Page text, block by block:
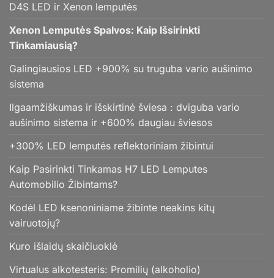
D4S LED ir Xenon lemputės
Xenon Lemputės Spalvos: Kaip Išsirinkti
Tinkamiausią?
Galingiausios LED +900% su truguba vario aušinimo
sistema
Ilgaamžiškumas ir išskirtinė šviesa : dviguba vario
aušinimo sistema ir +600% daugiau šviesos
+300% LED lemputės reflektoriniam žibintui
Kaip Pasirinkti Tinkamas H7 LED Lemputes
Automobilio Žibintams?
Kodėl LED ksenoniniame žibinte neakins kitų
vairuotojų?
Kuro išlaidų skaičiuoklė
Virtualus alkotesteris: Promilių (alkoholio)